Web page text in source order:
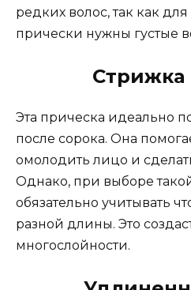
редких волос, так как
прически нужны густые
Стрижка
Эта прическа идеально
после сорока. Она
омолодить лицо и
Однако, при выборе
обязательно учитывать
разной длины. Это
многослойности.